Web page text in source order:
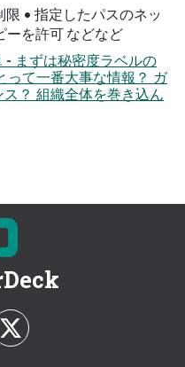
• 指定したパスのネッ
ーを許可 などなど
- まずは秘密度ラベルの
って一番大事な情報？ ガ
？ 組織全体を巻き込ん